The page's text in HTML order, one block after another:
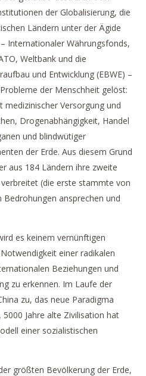
der Globalisierung, die
Ländern unter der Ägide
Internationaler Währungsfonds,
Weltbank und die
und Entwicklung (EBWE) –
der Menschheit gelöst:
medizinischer Versorgung und
Drogenabhängigkeit, Handel
und blindwütiger
der Erde. Aus diesem Grund
aus 184 Ländern ihre zweite
(die erste stammte von
ansprechen und
es keinem vernünftigen
einer radikalen
Beziehungen und
zu erkennen. Im Laufe der
zu, das neue Paradigma
Jahre alte Zivilisation hat
einer sozialistischen
größten Bevölkerung der Erde,